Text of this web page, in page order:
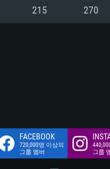
215 270
FACEBOOK
720,000명 이상의
그룹 멤버
그룹